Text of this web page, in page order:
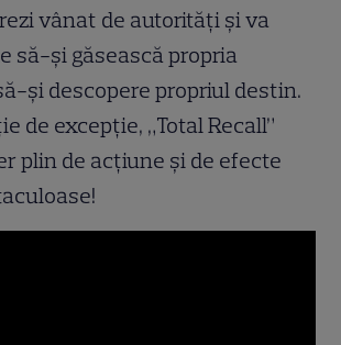
vânat de autorităţi şi va
să-şi găsească propria
şi descopere propriul destin.
de excepţie, „Total Recall”
plin de acţiune şi de efecte